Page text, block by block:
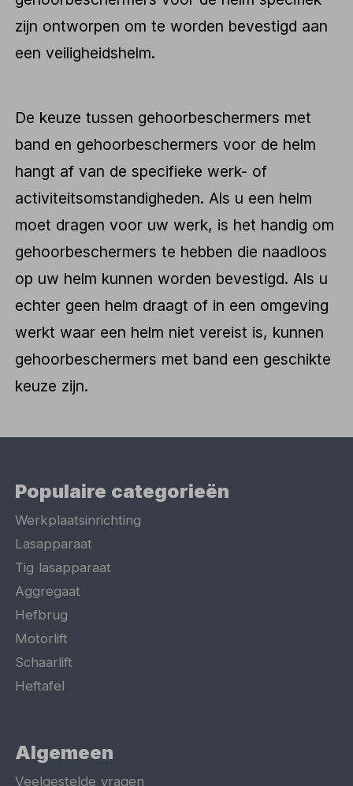
zijn ontworpen om te worden bevestigd aan
een veiligheidshelm.
De keuze tussen gehoorbeschermers met
band en gehoorbeschermers voor de helm
hangt af van de specifieke werk- of
activiteitsomstandigheden. Als u een helm
moet dragen voor uw werk, is het handig om
gehoorbeschermers te hebben die naadloos
op uw helm kunnen worden bevestigd. Als u
echter geen helm draagt of in een omgeving
werkt waar een helm niet vereist is, kunnen
gehoorbeschermers met band een geschikte
keuze zijn.
Populaire categorieën
Werkplaatsinrichting
Lasapparaat
Tig lasapparaat
Aggregaat
Hefbrug
Motorlift
Schaarlift
Heftafel
Algemeen
Veelgestelde vragen